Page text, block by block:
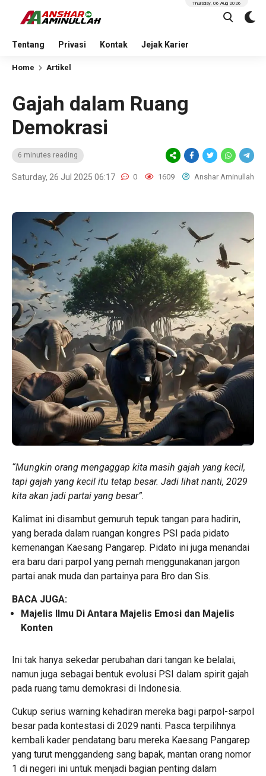
Tentang Privasi Kontak Jejak Karier
Thursday, 06 Aug 2026
Home Artikel
Gajah dalam Ruang
Demokrasi
6 minutes reading
Saturday, 26 Jul 2025 06:17 0 1609 Anshar Aminullah
“Mungkin orang mengaggap kita masih gajah yang kecil,
tapi gajah yang kecil itu tetap besar. Jadi lihat nanti, 2029
kita akan jadi partai yang besar”.
Kalimat ini disambut gemuruh tepuk tangan para hadirin,
yang berada dalam ruangan kongres PSI pada pidato
kemenangan Kaesang Pangarep. Pidato ini juga menandai
era baru dari parpol yang pernah menggunakanan jargon
partai anak muda dan partainya para Bro dan Sis.
BACA JUGA:
Majelis Ilmu Di Antara Majelis Emosi dan Majelis
Konten
Ini tak hanya sekedar perubahan dari tangan ke belalai,
namun juga sebagai bentuk evolusi PSI dalam spirit gajah
pada ruang tamu demokrasi di Indonesia.
Cukup serius warning kehadiran mereka bagi parpol-sarpol
besar pada kontestasi di 2029 nanti. Pasca terpilihnya
kembali kader pendatang baru mereka Kaesang Pangarep
yang turut menggandeng sang bapak, mantan orang nomor
1 di negeri ini untuk menjadi bagian penting dalam